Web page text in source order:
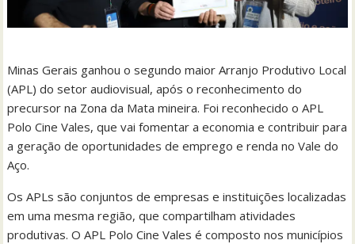
Minas Gerais ganhou o segundo maior Arranjo Produtivo Local
(APL) do setor audiovisual, após o reconhecimento do
precursor na Zona da Mata mineira. Foi reconhecido o APL
Polo Cine Vales, que vai fomentar a economia e contribuir para
a geração de oportunidades de emprego e renda no Vale do
Aço.
Os APLs são conjuntos de empresas e instituições localizadas
em uma mesma região, que compartilham atividades
produtivas. O APL Polo Cine Vales é composto nos municípios